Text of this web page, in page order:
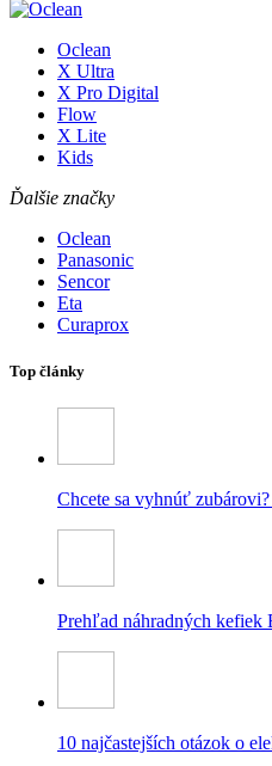
Oclean
X Ultra
X Pro Digital
Flow
X Lite
Kids
Ďalšie značky
Oclean
Panasonic
Sencor
Eta
Curaprox
Top články
Chcete sa vyhnúť
Prehľad náhradných
10 najčastejších otázok o